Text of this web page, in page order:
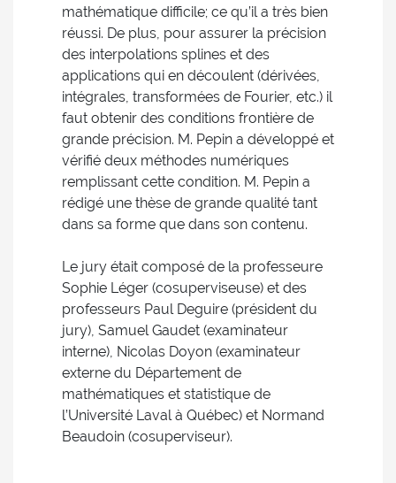
mathématique difficile; ce qu’il a très bien
réussi. De plus, pour assurer la précision
des interpolations splines et des
applications qui en découlent (dérivées,
intégrales, transformées de Fourier, etc.) il
faut obtenir des conditions frontière de
grande précision. M. Pepin a développé et
vérifié deux méthodes numériques
remplissant cette condition. M. Pepin a
rédigé une thèse de grande qualité tant
dans sa forme que dans son contenu.
Le jury était composé de la professeure
Sophie Léger (cosuperviseuse) et des
professeurs Paul Deguire (président du
jury), Samuel Gaudet (examinateur
interne), Nicolas Doyon (examinateur
externe du Département de
mathématiques et statistique de
l’Université Laval à Québec) et Normand
Beaudoin (cosuperviseur).